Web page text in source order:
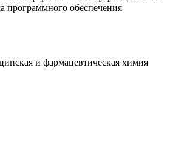
программного обеспечения
и фармацевтическая химия